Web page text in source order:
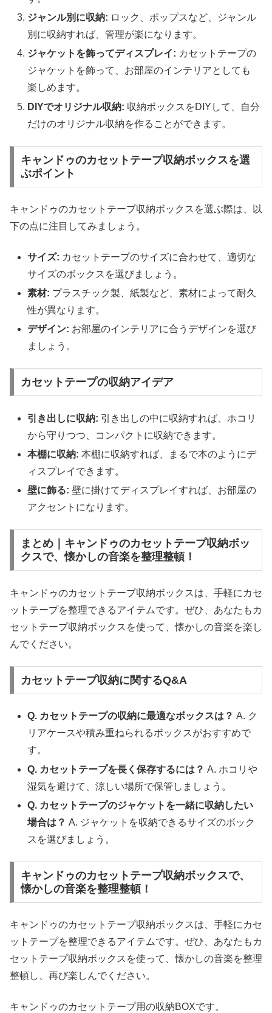
ジャンル別に収納: ロック、ポップスなど、ジャンル
別に収納すれば、管理が楽になります。
ジャケットを飾ってディスプレイ: カセットテープの
ジャケットを飾って、お部屋のインテリアとしても
楽しめます。
DIYでオリジナル収納: 収納ボックスをDIYして、自分
だけのオリジナル収納を作ることができます。
キャンドゥのカセットテープ収納ボックスを選
ぶポイント
キャンドゥのカセットテープ収納ボックスを選ぶ際は、以
下の点に注目してみましょう。
サイズ: カセットテープのサイズに合わせて、適切な
サイズのボックスを選びましょう。
素材: プラスチック製、紙製など、素材によって耐久
性が異なります。
デザイン: お部屋のインテリアに合うデザインを選び
ましょう。
カセットテープの収納アイデア
引き出しに収納: 引き出しの中に収納すれば、ホコリ
から守りつつ、コンパクトに収納できます。
本棚に収納: 本棚に収納すれば、まるで本のようにデ
ィスプレイできます。
壁に飾る: 壁に掛けてディスプレイすれば、お部屋の
アクセントになります。
まとめ｜キャンドゥのカセットテープ収納ボッ
クスで、懐かしの音楽を整理整頓！
キャンドゥのカセットテープ収納ボックスは、手軽にカセ
ットテープを整理できるアイテムです。ぜひ、あなたもカ
セットテープ収納ボックスを使って、懐かしの音楽を楽し
んでください。
カセットテープ収納に関するQ&A
Q. カセットテープの収納に最適なボックスは？ A. ク
リアケースや積み重ねられるボックスがおすすめで
す。
Q. カセットテープを長く保存するには？ A. ホコリや
湿気を避けて、涼しい場所で保管しましょう。
Q. カセットテープのジャケットを一緒に収納したい
場合は？ A. ジャケットを収納できるサイズのボック
スを選びましょう。
キャンドゥのカセットテープ収納ボックスで、
懐かしの音楽を整理整頓！
キャンドゥのカセットテープ収納ボックスは、手軽にカセ
ットテープを整理できるアイテムです。ぜひ、あなたもカ
セットテープ収納ボックスを使って、懐かしの音楽を整理
整頓し、再び楽しんでください。
キャンドゥのカセットテープ用の収納BOXです。